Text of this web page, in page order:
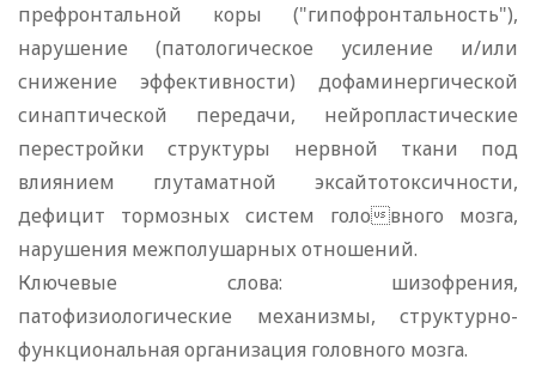
префронтальной коры ("гипофронтальность"),
нарушение (патологическое усиление и/или
снижение эффективности) дофаминергической
синаптической передачи, нейропластические
перестройки структуры нервной ткани под
влиянием глутаматной эксайтотоксичности,
дефицит тормозных систем головного мозга,
нарушения межполушарных отношений.
Ключевые слова: шизофрения,
патофизиологические механизмы, структурно-
функциональная организация головного мозга.